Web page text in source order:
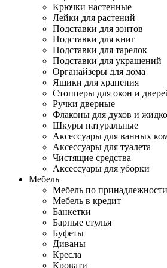
Крючки настенные
Лейки для растений
Подставки для зонтов
Подставки для книг
Подставки для тарелок
Подставки для украшений
Органайзеры для дома
Ящики для хранения
Стопперы для окон и
Ручки дверные
Флаконы для духов и
Шкуры натуральные
Аксессуары для ванных
Аксессуары для туалета
Чистящие средства
Аксессуары для уборки
Мебель
Мебель по
Мебель в кредит
Банкетки
Барные стулья
Буфеты
Диваны
Кресла
Кровати